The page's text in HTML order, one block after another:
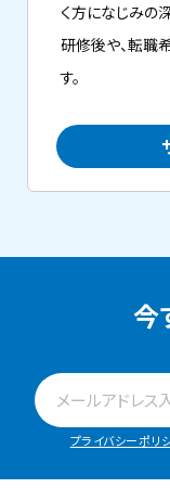
く方になじみの
研修後や、転職
す。
今
プライバシーポリ